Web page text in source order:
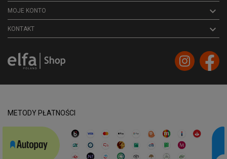
MOJE KONTO 
KONTAKT keyboard_arrow_down
METODY PŁATNOŚCI